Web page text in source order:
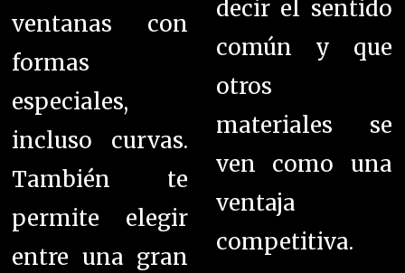
ventanas con
formas
especiales,
incluso curvas.
También te
permite elegir
entre una gran
decir el sentido
común y que
otros
materiales se
ven como una
ventaja
competitiva.